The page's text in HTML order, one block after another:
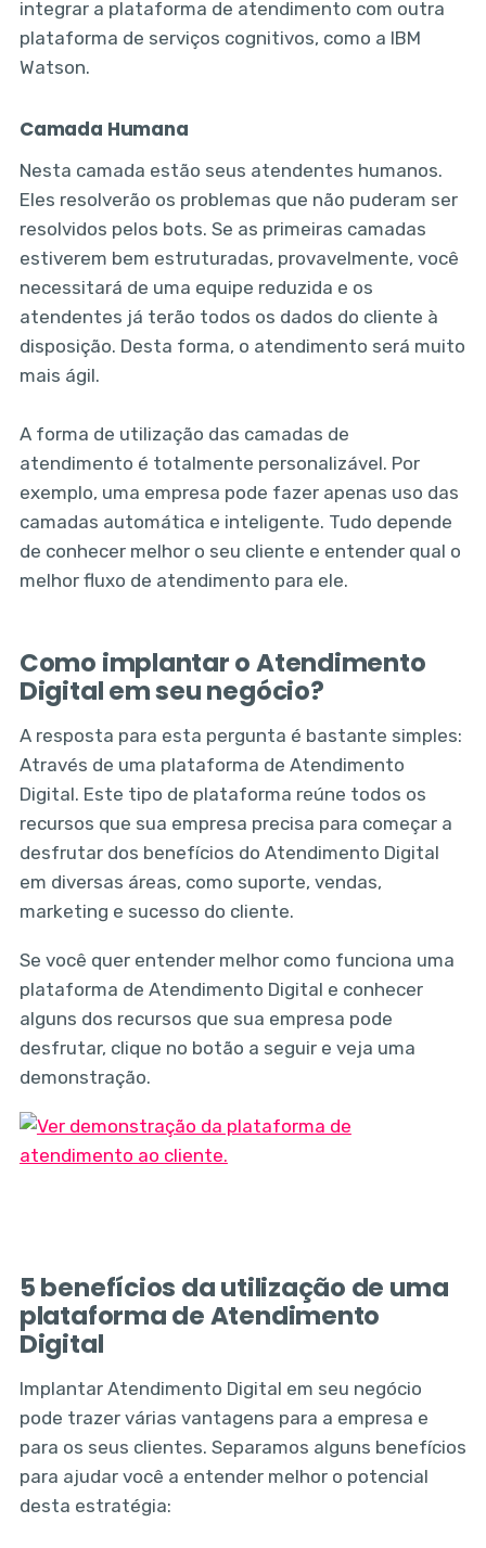
integrar a plataforma de atendimento com outra
plataforma de serviços cognitivos, como a IBM
Watson.
Camada Humana
Nesta camada estão seus atendentes humanos.
Eles resolverão os problemas que não puderam ser
resolvidos pelos bots. Se as primeiras camadas
estiverem bem estruturadas, provavelmente, você
necessitará de uma equipe reduzida e os
atendentes já terão todos os dados do cliente à
disposição. Desta forma, o atendimento será muito
mais ágil.
A forma de utilização das camadas de
atendimento é totalmente personalizável. Por
exemplo, uma empresa pode fazer apenas uso das
camadas automática e inteligente. Tudo depende
de conhecer melhor o seu cliente e entender qual o
melhor fluxo de atendimento para ele.
Como implantar o Atendimento
Digital em seu negócio?
A resposta para esta pergunta é bastante simples:
Através de uma plataforma de Atendimento
Digital. Este tipo de plataforma reúne todos os
recursos que sua empresa precisa para começar a
desfrutar dos benefícios do Atendimento Digital
em diversas áreas, como suporte, vendas,
marketing e sucesso do cliente.
Se você quer entender melhor como funciona uma
plataforma de Atendimento Digital e conhecer
alguns dos recursos que sua empresa pode
desfrutar, clique no botão a seguir e veja uma
demonstração.
5 benefícios da utilização de uma
plataforma de Atendimento
Digital
Implantar Atendimento Digital em seu negócio
pode trazer várias vantagens para a empresa e
para os seus clientes. Separamos alguns benefícios
para ajudar você a entender melhor o potencial
desta estratégia: